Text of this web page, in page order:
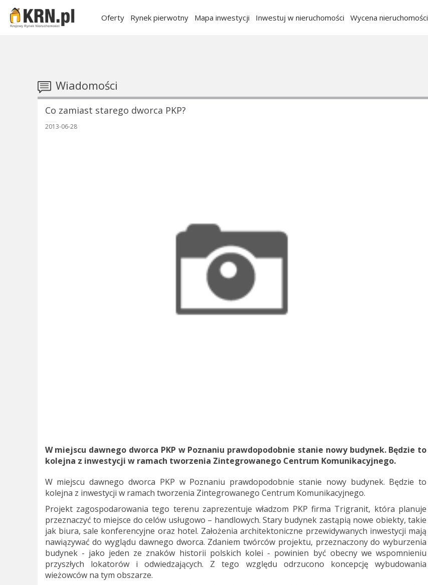
Oferty Rynek pierwotny Mapa inwestycji Inwestuj w nieruchomości Wycena nieruchomości
Wiadomości
Co zamiast starego dworca PKP?
2013-06-28
W miejscu dawnego dworca PKP w Poznaniu prawdopodobnie stanie nowy budynek. Będzie to
kolejna z inwestycji w ramach tworzenia Zintegrowanego Centrum Komunikacyjnego.
W miejscu dawnego dworca PKP w Poznaniu prawdopodobnie stanie nowy budynek. Będzie to
kolejna z inwestycji w ramach tworzenia Zintegrowanego Centrum Komunikacyjnego.
Projekt zagospodarowania tego terenu zaprezentuje władzom PKP firma Trigranit, która planuje
przeznaczyć to miejsce do celów usługowo – handlowych. Stary budynek zastąpią nowe obiekty, takie
jak biura, sale konferencyjne oraz hotel. Założenia architektoniczne przewidywanych inwestycji mają
nawiązywać do wyglądu dawnego dworca. Zdaniem twórców projektu, przeznaczony do wyburzenia
budynek - jako jeden ze znaków historii polskich kolei - powinien być obecny we wspomnieniu
przyszłych lokatorów i odwiedzających. Z tego względu odrzucono koncepcję wybudowania
wieżowców na tym obszarze.